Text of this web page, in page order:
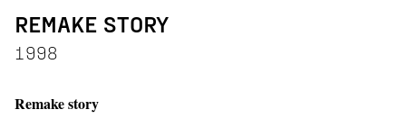
REMAKE STORY
1998
Remake story